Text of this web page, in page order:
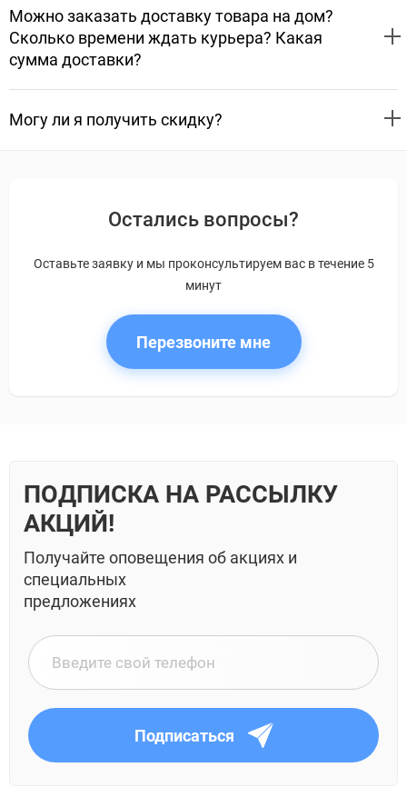
Можно заказать доставку товара на дом?
Сколько времени ждать курьера? Какая
сумма доставки?
Могу ли я получить скидку?
Остались вопросы?
Оставьте заявку и мы проконсультируем вас в течение 5
минут
Перезвоните мне
ПОДПИСКА НА РАССЫЛКУ
АКЦИЙ!
Получайте оповещения об акциях и
специальных
предложениях
Подписаться